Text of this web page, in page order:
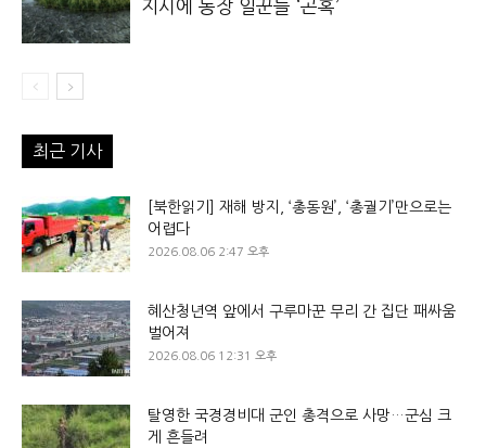
지시에 농장 일꾼들 ‘곤혹’
최근 기사
[북한읽기] 재해 방지, ‘총동원’, ‘총궐기’만으로는
어렵다
2026.08.06 2:47 오후
혜산청년역 앞에서 구루마꾼 무리 간 집단 패싸움
벌어져
2026.08.06 12:31 오후
탈영한 국경경비대 군인 총격으로 사망…군심 크
게 흔들려